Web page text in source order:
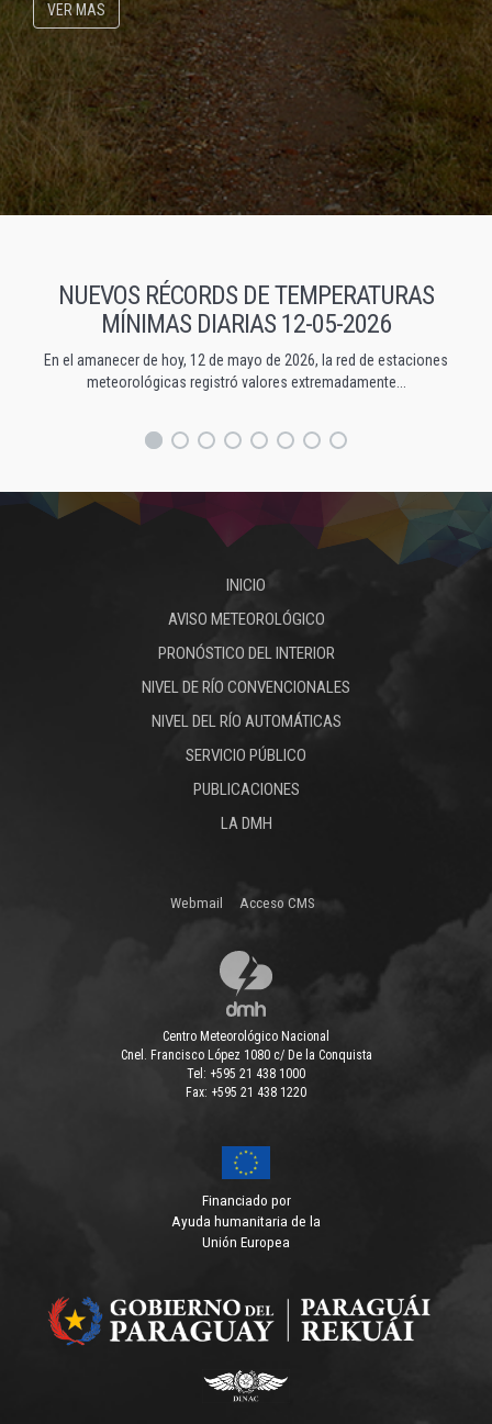
VER MAS
NUEVOS RÉCORDS DE TEMPERATURAS
MÍNIMAS DIARIAS 12-05-2026
En el amanecer de hoy, 12 de mayo de 2026, la red de estaciones
meteorológicas registró valores extremadamente...
INICIO
AVISO METEOROLÓGICO
PRONÓSTICO DEL INTERIOR
NIVEL DE RÍO CONVENCIONALES
NIVEL DEL RÍO AUTOMÁTICAS
SERVICIO PÚBLICO
PUBLICACIONES
LA DMH
Webmail Acceso CMS
Centro Meteorológico Nacional
Cnel. Francisco López 1080 c/ De la Conquista
Tel: +595 21 438 1000
Fax: +595 21 438 1220
Financiado por
Ayuda humanitaria de la
Unión Europea